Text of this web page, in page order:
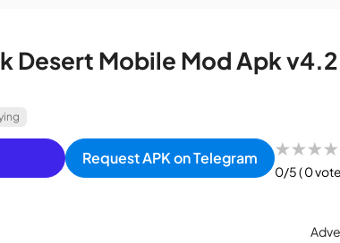
Desert Mobile Mod Apk
Request APK on Telegram ★★★★
0/5( 0